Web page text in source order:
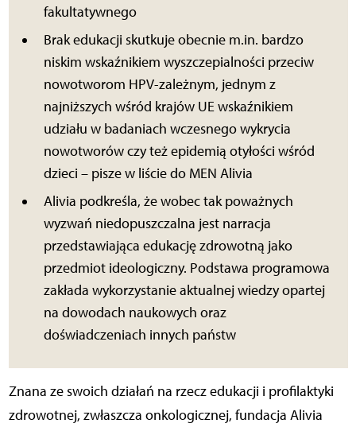
fakultatywnego
Brak edukacji skutkuje obecnie m.in. bardzo
niskim wskaźnikiem wyszczepialności przeciw
nowotworom HPV-zależnym, jednym z
najniższych wśród krajów UE wskaźnikiem
udziału w badaniach wczesnego wykrycia
nowotworów czy też epidemią otyłości wśród
dzieci – pisze w liście do MEN Alivia
Alivia podkreśla, że wobec tak poważnych
wyzwań niedopuszczalna jest narracja
przedstawiająca edukację zdrowotną jako
przedmiot ideologiczny. Podstawa programowa
zakłada wykorzystanie aktualnej wiedzy opartej
na dowodach naukowych oraz
doświadczeniach innych państw
Znana ze swoich działań na rzecz edukacji i profilaktyki
zdrowotnej, zwłaszcza onkologicznej, fundacja Alivia